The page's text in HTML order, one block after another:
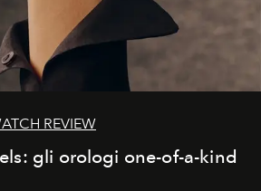
REVIEW
gli orologi one-of-a-kind